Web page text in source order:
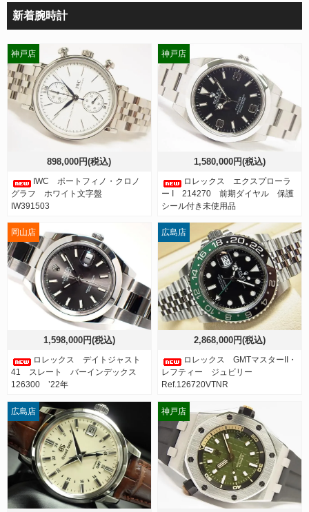
新着腕時計
898,000円(税込)
IWC ポートフィノ・クロノ
グラフ ホワイト文字盤
IW391503
神戸店
1,580,000円(税込)
ロレックス エクスプローラ
ー I 214270 前期ダイヤル 保護
シール付き未使用品
神戸店
1,598,000円(税込)
ロレックス デイトジャスト
41 スレート バーインデックス
126300 ’22年
岡山店
2,868,000円(税込)
ロレックス GMTマスターII・
レフティー ジュビリー
Ref.126720VTNR
広島店
広島店 神戸店